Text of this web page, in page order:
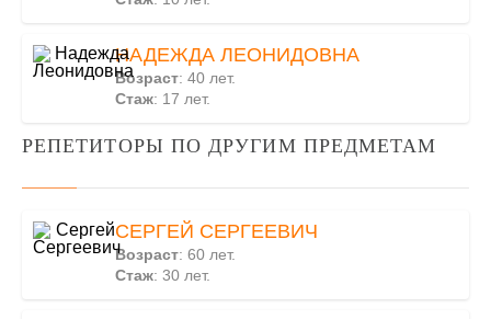
НАДЕЖДА ЛЕОНИДОВНА
Возраст: 40 лет.
Стаж: 17 лет.
РЕПЕТИТОРЫ ПО ДРУГИМ ПРЕДМЕТАМ
СЕРГЕЙ СЕРГЕЕВИЧ
Возраст: 60 лет.
Стаж: 30 лет.